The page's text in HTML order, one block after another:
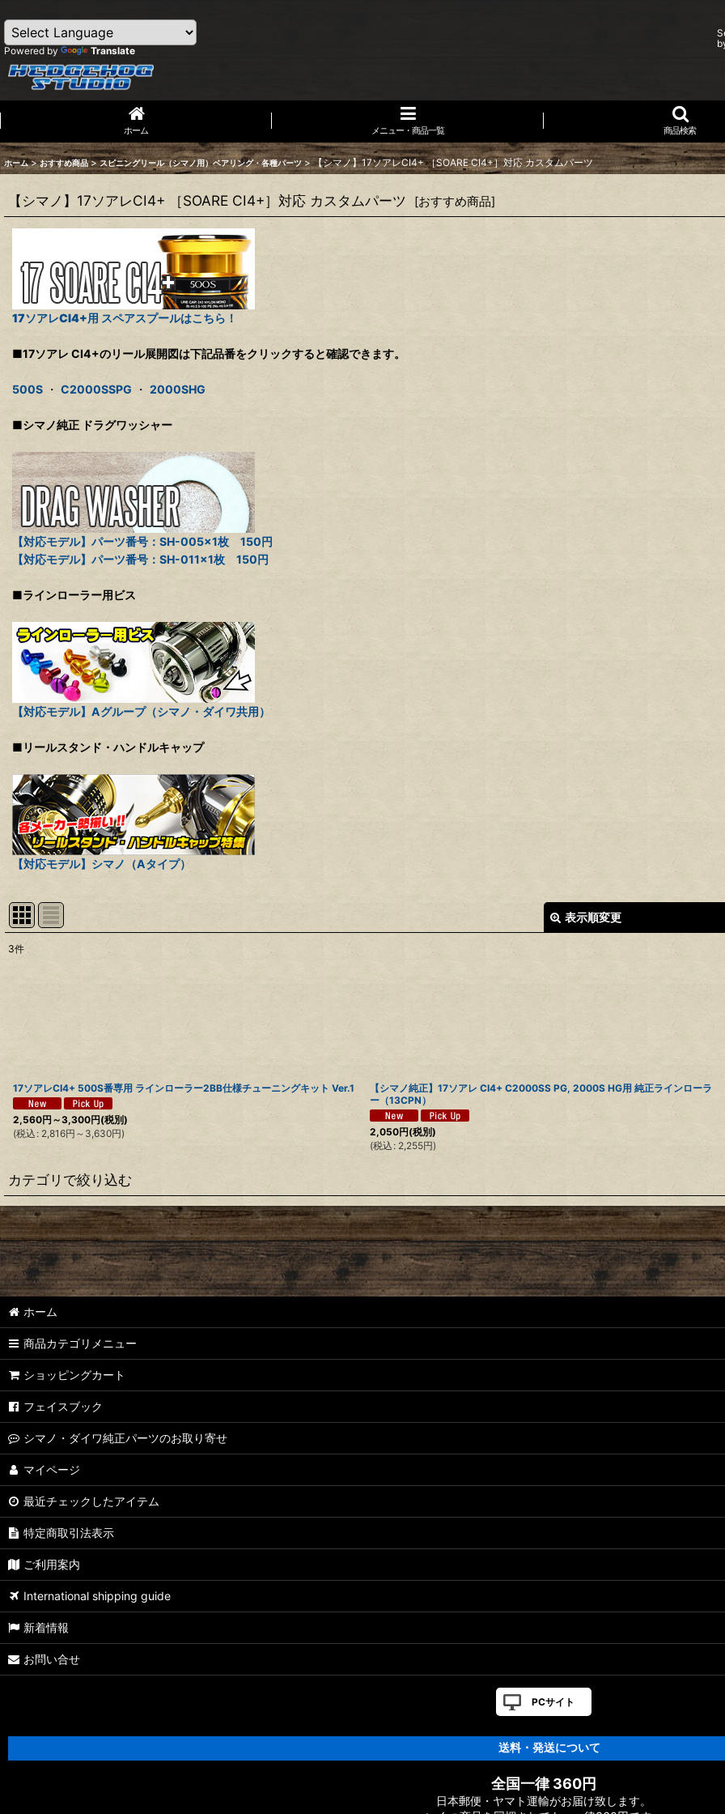
Powered by Translate
ホーム メニュー・商品一覧 商品検索
ホーム > おすすめ商品 > スピニングリール（シマノ用）ベアリング・各種パーツ > 【シマノ】17ソアレCI4+ ［SOARE CI4+］対応 カスタムパーツ
【シマノ】17ソアレCI4+ ［SOARE CI4+］対応 カスタムパーツ [おすすめ商品]
17ソアレCI4+用 スペアスプールはこちら！
■17ソアレ CI4+のリール展開図は下記品番をクリックすると確認できます。
500S ・ C2000SSPG ・ 2000SHG
■シマノ純正 ドラグワッシャー
【対応モデル】パーツ番号：SH-005×1枚 150円
【対応モデル】パーツ番号：SH-011×1枚 150円
■ラインローラー用ビス
【対応モデル】Aグループ（シマノ・ダイワ共用）
■リールスタンド・ハンドルキャップ
【対応モデル】シマノ（Aタイプ）
表示順変更
3件
17ソアレCI4+ 500S番専用 ラインローラー2BB仕様チューニングキット Ver.1
2,560円 ～3,300円(税別)
(税込 : 2,816円 ～3,630円)
【シマノ純正】17ソアレ CI4+ C2000SS PG, 2000S HG用 純正ラインローラ
ー（13CPN）
2,050円(税別)
(税込 : 2,255円)
カテゴリで絞り込む
【シマノ】22ステラ［STELLA］対応 カスタムパーツ
【シマノ】18-19ステラ［STELLA］対応 カスタムパーツ
【シマノ】14ステラ［STELLA］対応 カスタムパーツ
【シマノ】10ステラ［STELLA］対応 カスタムパーツ
【シマノ】07ステラ［STELLA］対応 カスタムパーツ
【シマノ】19-22ステラSW［STELLA SW］対応 カスタムパーツ
【シマノ】13ステラSW［STELLA SW］対応 カスタムパーツ
【シマノ】08ステラSW［STELLA SW］対応 カスタムパーツ
【シマノ】01ステラSW［STELLA SW］対応 カスタムパーツ
【シマノ】19ヴァンキッシュ［VANQUISH］対応 カスタムパーツ
17ヴァンキッシュFW用
【シマノ】16ヴァンキッシュ・17ヴァンキッシュFW［VANQUISH］対応 カスタムパーツ
【シマノ】12-13ヴァンキッシュ&リミテッド［VANQUISH］対応 カスタムパーツ
ホーム
商品カテゴリメニュー
ショッピングカート
フェイスブック
シマノ・ダイワ純正パーツのお取り寄せ
マイページ
最近チェックしたアイテム
特定商取引法表示
ご利用案内
International shipping guide
新着情報
お問い合せ
PCサイト
送料・発送について
全国一律 360円
日本郵便・ヤマト運輸がお届け致します。